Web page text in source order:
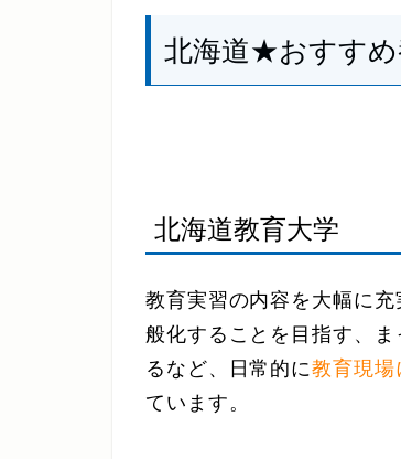
北海道★おすすめ
北海道教育大学
教育実習の内容を大幅に
般化することを目指す、
るなど、日常的に教育現場
ています。